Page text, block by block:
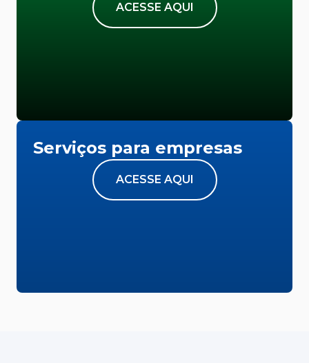
ACESSE AQUI
Serviços para empresas
ACESSE AQUI